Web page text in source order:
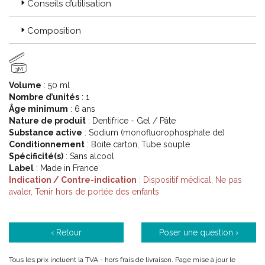
lubrifiants dans la salive, qui sont essentiels pour une bouche
saine et agréable.
Étant donné qu’une bouche sèche (xérostomie) peut entraîner
contiennent ni alcool, ni menthol, ni arômes puissants, ni
détergents, pour encore plus de confort.
Conseils d’utilisation
Composition
3M
Volume : 50 ml
Nombre d’unités : 1
Âge minimum : 6 ans
Nature de produit : Dentifrice - Gel / Pâte
Substance active : Sodium (monofluorophosphate de)
Conditionnement : Boite carton, Tube souple
Spécificité(s) : Sans alcool
Label : Made in France
Indication / Contre-indication : Dispositif médical, Ne pas
avaler, Tenir hors de portée des enfants
‹ Retour Poser une question ›
Tous les prix incluent la TVA - hors frais de livraison. Page mise à jour le